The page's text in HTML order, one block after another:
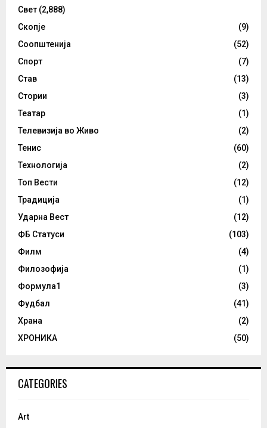
Свет (2,888)
Скопје
(9)
Соопштенија
(52)
Спорт
(7)
Став
(13)
Стории
(3)
Театар
(1)
Телевизија во Живо
(2)
Тенис
(60)
Технологија
(2)
Топ Вести
(12)
Традиција
(1)
Ударна Вест
(12)
ФБ Статуси
(103)
Филм
(4)
Филозофија
(1)
Формула1
(3)
Фудбал
(41)
Храна
(2)
ХРОНИКА
(50)
CATEGORIES
Art